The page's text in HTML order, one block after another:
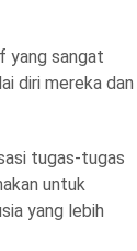
yang sangat
diri mereka dan
tugas-tugas
untuk
yang lebih